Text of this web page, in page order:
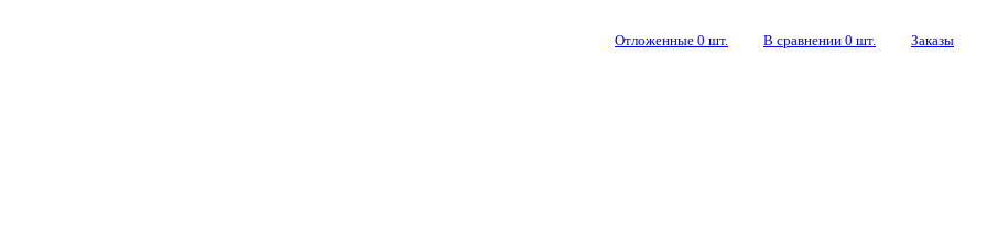
Отложенные 0 шт. В сравнении 0 шт. Заказы